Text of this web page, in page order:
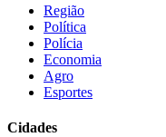
Região
Política
Polícia
Economia
Agro
Esportes
Cidades